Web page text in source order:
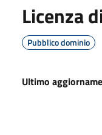
Licenza
Pubblico dominio
Ultimo